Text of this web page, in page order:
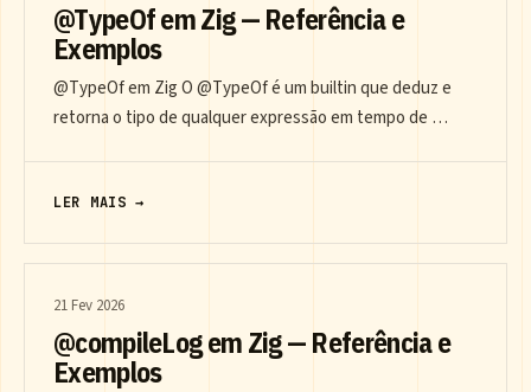
@TypeOf em Zig — Referência e
Exemplos
@TypeOf em Zig O @TypeOf é um builtin que deduz e
retorna o tipo de qualquer expressão em tempo de …
LER MAIS →
21 Fev 2026
@compileLog em Zig — Referência e
Exemplos